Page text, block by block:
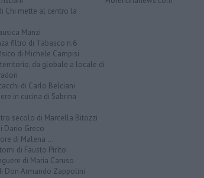
Chi mette al centro la
Manzi
filtro di Tabasco n.6
di Michele Campisi
da globale a locale di
di Carlo Belciani
in cucina di Sabrina
secolo di Marcella Bitozzi
Dario Greco
di Malena ...
di Fausto Pirìto
di Maria Caruso
Don Armando Zappolini